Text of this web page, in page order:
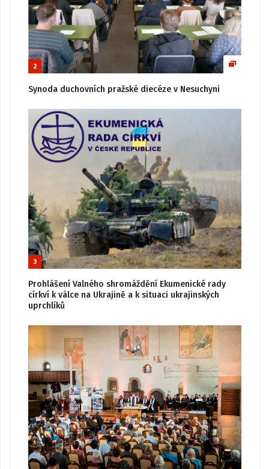
2
Synoda duchovních pražské diecéze v Nesuchyni
3
Prohlášení Valného shromáždění Ekumenické rady
církví k válce na Ukrajině a k situaci ukrajinských
uprchlíků